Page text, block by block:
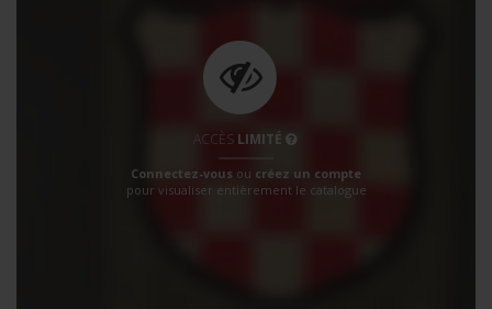
ACCÈS LIMITÉ
Connectez-vous ou créez un compte
pour visualiser entièrement le catalogue